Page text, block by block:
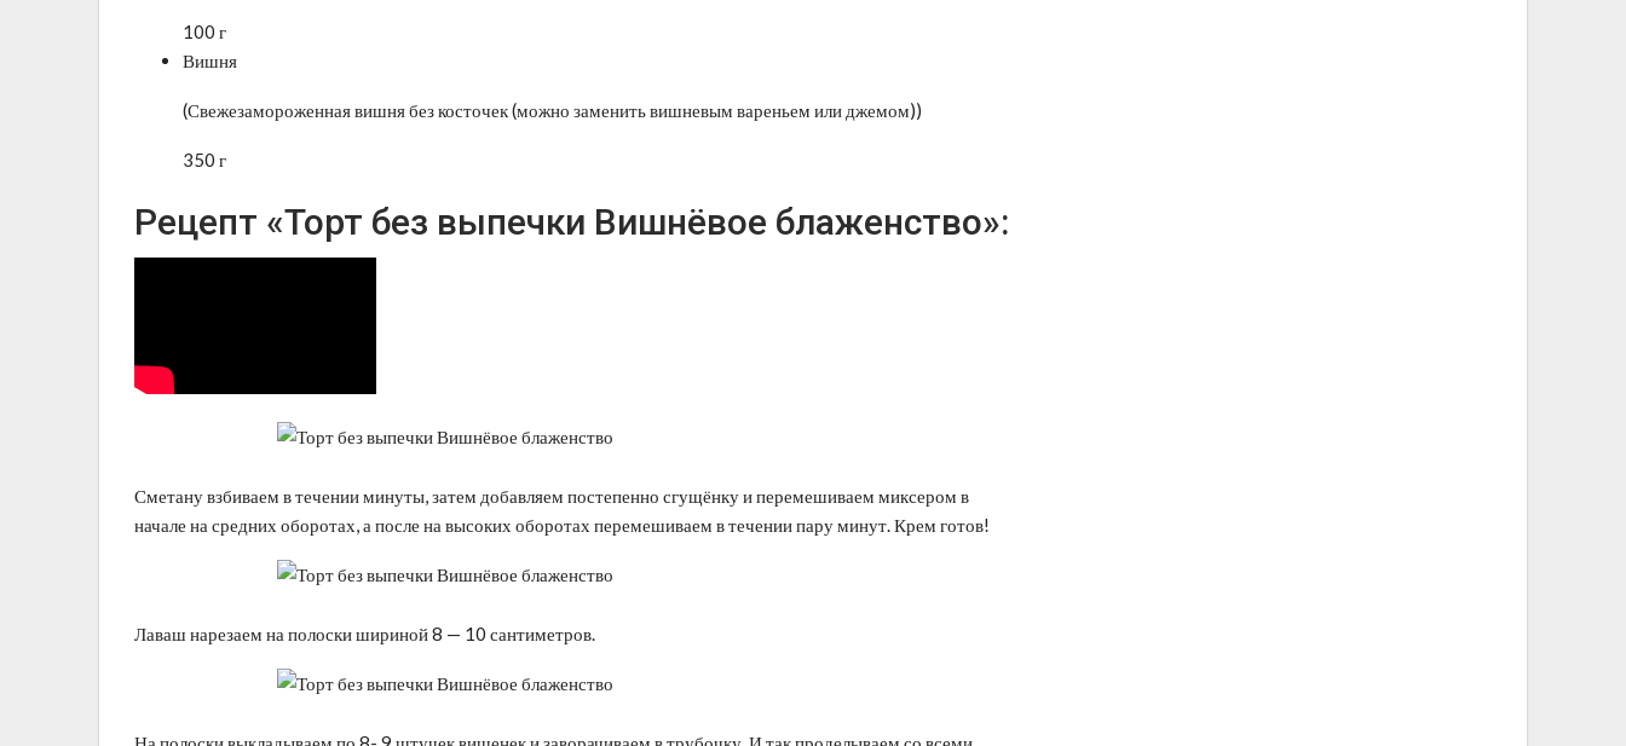
100 г
Вишня
(Свежезамороженная вишня без косточек (можно заменить вишневым вареньем или джемом))
350 г
Рецепт «Торт без выпечки Вишнёвое блаженство»:
Сметану взбиваем в течении минуты, затем добавляем постепенно сгущёнку и перемешиваем миксером в
начале на средних оборотах, а после на высоких оборотах перемешиваем в течении пару минут. Крем готов!
Лаваш нарезаем на полоски шириной 8 — 10 сантиметров.